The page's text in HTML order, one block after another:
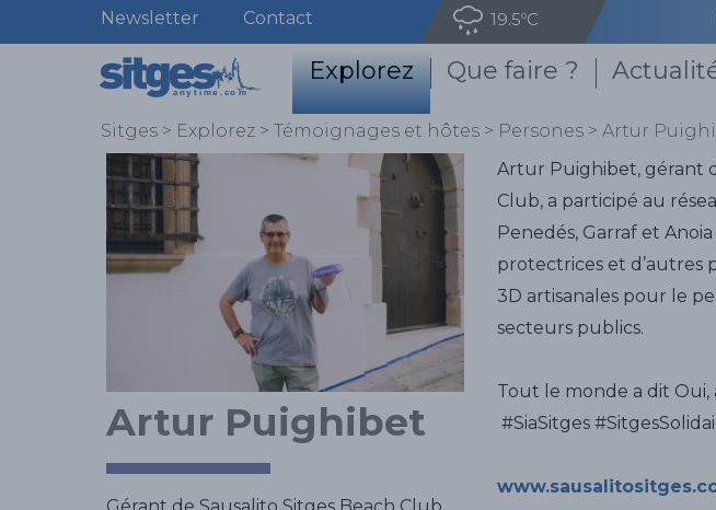
Newsletter Contact 19.5ºC
Explorez Que faire ?
Sitges > Explorez > Témoignages et hôtes > Persones > Artur
Artur Puighibet
Artur Puighibet, gérant
Club, a participé au
Penedés, Garraf et
protectrices et d’autres
3D artisanales pour le
secteurs publics.
Tout le monde a dit Oui,
#SiaSitges